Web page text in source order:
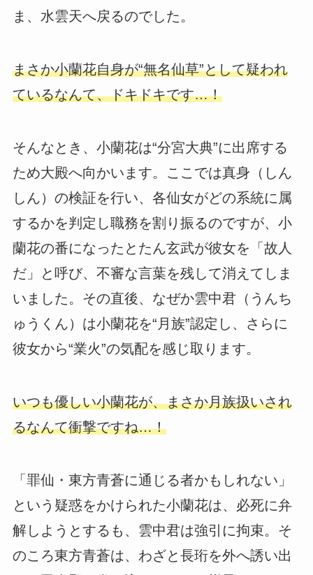
ま、水雲天へ戻るのでした。
まさか小蘭花自身が“無名仙草”として疑われ
ているなんて、ドキドキです…！
そんなとき、小蘭花は“分宮大典”に出席する
ため大殿へ向かいます。ここでは真身（しん
しん）の検証を行い、各仙女がどの系統に属
するかを判定し職務を割り振るのですが、小
蘭花の番になったとたん玄武が彼女を「故人
だ」と呼び、不審な言葉を残して消えてしま
いました。その直後、なぜか雲中君（うんち
ゅうくん）は小蘭花を“月族”認定し、さらに
彼女から“業火”の気配を感じ取ります。
いつも優しい小蘭花が、まさか月族扱いされ
るなんて衝撃ですね…！
「罪仙・東方青蒼に通じる者かもしれない」
という疑惑をかけられた小蘭花は、必死に弁
解しようとするも、雲中君は強引に拘束。そ
のころ東方青蒼は、わざと長珩を外へ誘い出